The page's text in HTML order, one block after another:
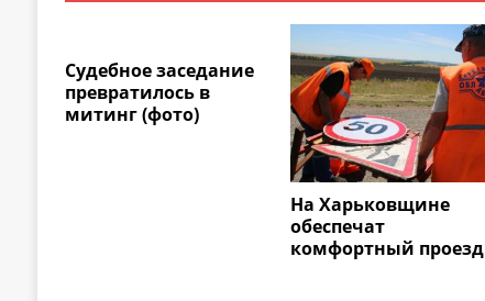
Судебное заседание
превратилось в
митинг (фото)
На Харьковщине
обеспечат
комфортный проезд